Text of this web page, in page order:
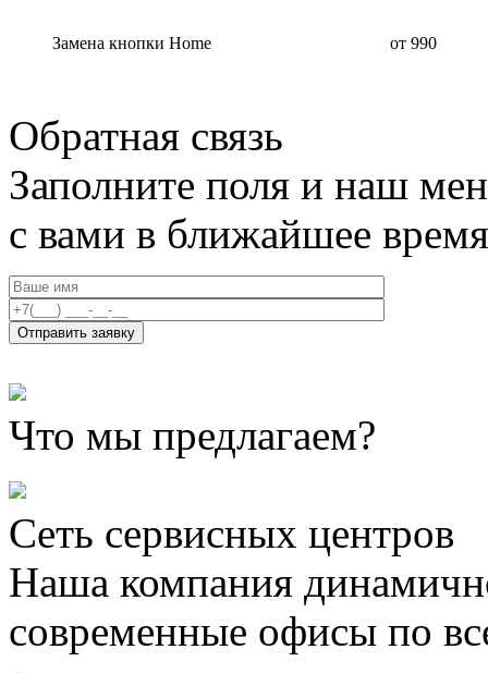
Замена кнопки Home от 990
Обратная связь
Заполните поля и наш
с вами в ближайшее время
Что мы предлагаем?
Сеть сервисных центров
Наша компания
современные офисы по